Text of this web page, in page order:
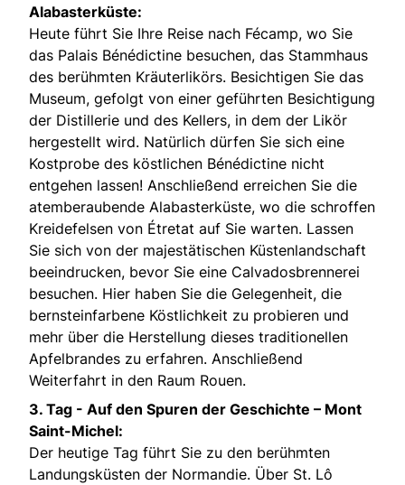
Alabasterküste:
Heute führt Sie Ihre Reise nach Fécamp, wo Sie
das Palais Bénédictine besuchen, das Stammhaus
des berühmten Kräuterlikörs. Besichtigen Sie das
Museum, gefolgt von einer geführten Besichtigung
der Distillerie und des Kellers, in dem der Likör
hergestellt wird. Natürlich dürfen Sie sich eine
Kostprobe des köstlichen Bénédictine nicht
entgehen lassen! Anschließend erreichen Sie die
atemberaubende Alabasterküste, wo die schroffen
Kreidefelsen von Étretat auf Sie warten. Lassen
Sie sich von der majestätischen Küstenlandschaft
beeindrucken, bevor Sie eine Calvadosbrennerei
besuchen. Hier haben Sie die Gelegenheit, die
bernsteinfarbene Köstlichkeit zu probieren und
mehr über die Herstellung dieses traditionellen
Apfelbrandes zu erfahren. Anschließend
Weiterfahrt in den Raum Rouen.
3. Tag - Auf den Spuren der Geschichte – Mont
Saint-Michel:
Der heutige Tag führt Sie zu den berühmten
Landungsküsten der Normandie. Über St. Lô